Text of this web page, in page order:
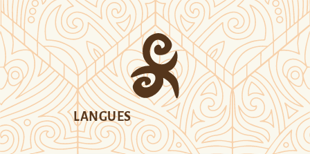
LANGUES